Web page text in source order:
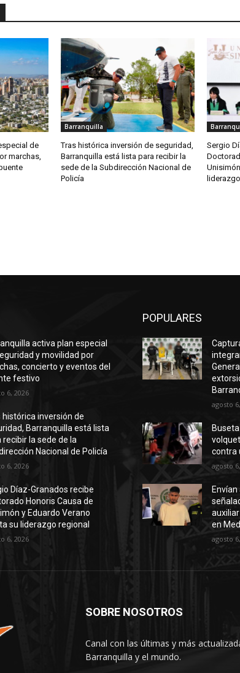
de
marchas,
Barranquilla
Tras histórica inversión de seguridad,
Barranquilla está lista para recibir la
sede de la Subdirección Nacional de
Policía
Sergio
activa plan especial
y movilidad por
concierto y eventos del
festivo
6, 2026
histórica inversión de
Barranquilla está lista
recibir la sede de la
Nacional de Policía
6, 2026
Díaz-Granados recibe
Honoris Causa de
y Eduardo Verano
su liderazgo regional
6, 2026
POPULARES
agosto
contra
agosto
en
agosto
SOBRE NOSOTROS
Canal con las últimas y más
Barranquilla y el mundo.